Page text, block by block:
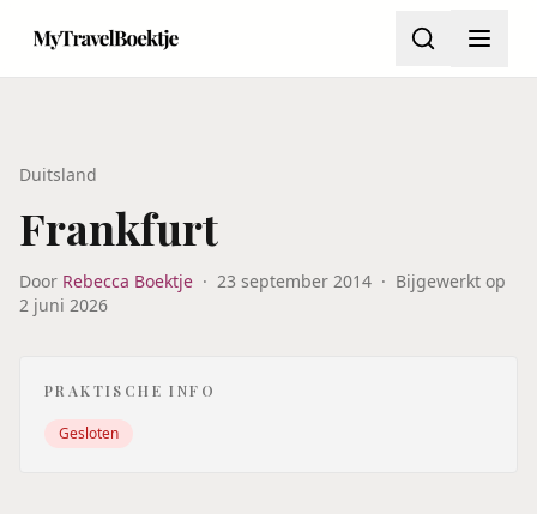
Duitsland
Frankfurt
Door Rebecca Boektje · 23 september 2014 · Bijgewerkt op
2 juni 2026
PRAKTISCHE INFO
Gesloten